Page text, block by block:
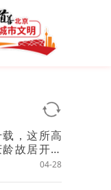
，这所高
故居开了
04-28